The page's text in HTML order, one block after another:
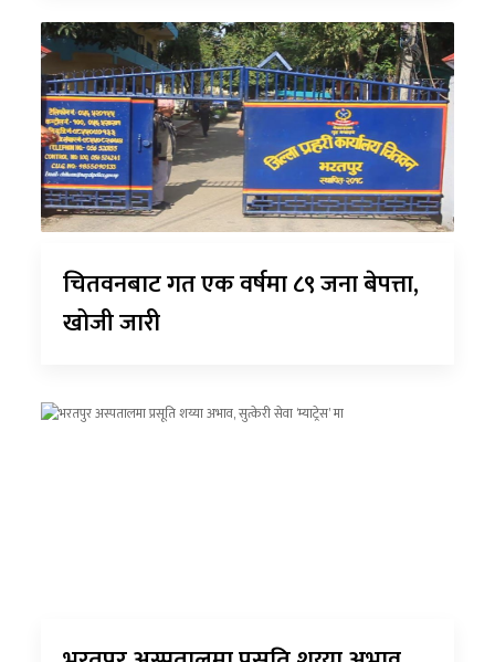
चितवनबाट गत एक वर्षमा ८९ जना बेपत्ता,
खोजी जारी